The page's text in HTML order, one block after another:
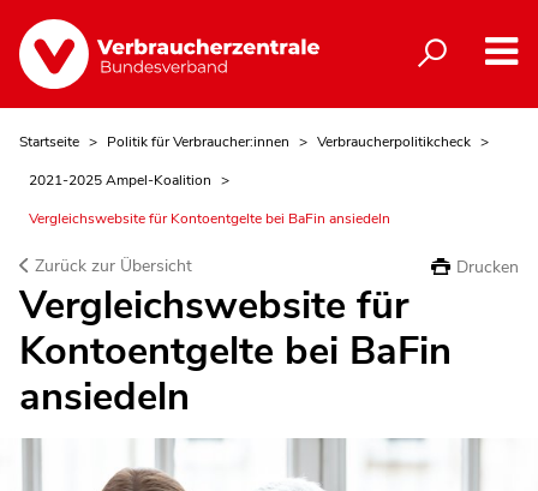
Startseite Politik für Verbraucher:innen
Verbraucherpolitikcheck
2021-2025 Ampel-Koalition
Vergleichswebsite für Kontoentgelte bei BaFin ansiedeln
Zurück zur Übersicht Drucken
Vergleichswebsite für
Kontoentgelte bei BaFin
ansiedeln